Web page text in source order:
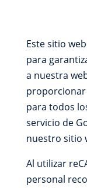
Este sitio
para
a nuestra
proporcionar
para todos
servicio de
nuestro sitio
Al utilizar
personal